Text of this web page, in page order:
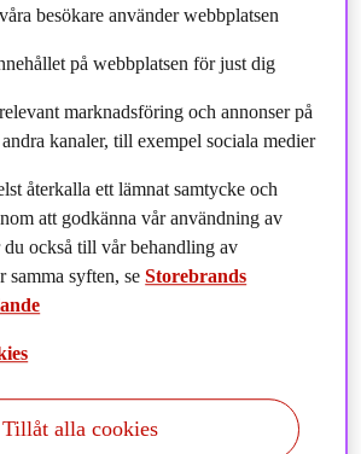
var det ett bra år för Storebrand
på den svenska
blygsamma 19 mdr SEK
varav Storebrand Fonder bidrog med
och marknadsutvecklingen
och en marknadsandel på 5,3 %
besökare använder webbplatsen
på webbplatsen för just dig
marknadsföring och annonser på
kanaler, till exempel sociala medier
återkalla ett lämnat samtycke och
att godkänna vår användning av
du också till vår behandling av
samma syften, seStorebrands
Tillåt alla cookies